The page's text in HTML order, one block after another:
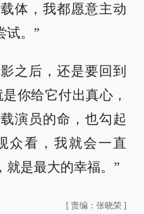
体，我都愿意主动
试。”
之后，还是要回到
你给它付出真心，
演员的命，也勾起
众看，我就会一直
就是最大的幸福。”
[ 责编：张晓荣 ]